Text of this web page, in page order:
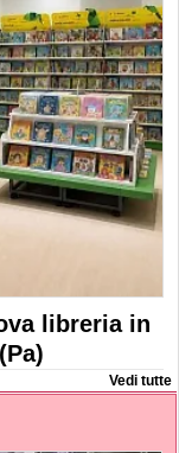
libreria in
Vedi tutte